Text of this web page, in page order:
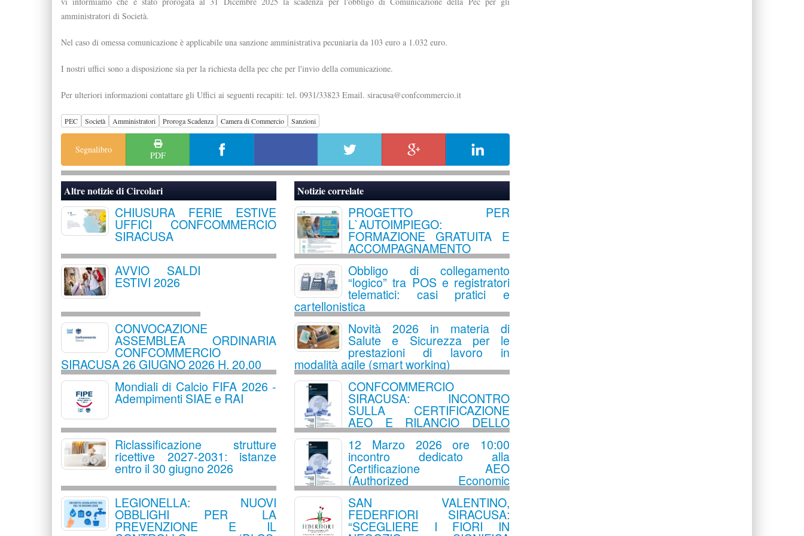
amministratori di Società.
Nel caso di omessa comunicazione è applicabile una sanzione amministrativa pecuniaria da 103 euro a 1.032 euro.
I nostri uffici sono a disposizione sia per la richiesta della pec che per l'invio della comunicazione.
Per ulteriori informazioni contattare gli Uffici ai seguenti recapiti: tel. 0931/33823 Email. siracusa@confcommercio.it
PEC Società Amministratori Proroga Scadenza Camera di Commercio Sanzioni
Segnalibro
PDF
Altre notizie diCircolari
CHIUSURA FERIE ESTIVE
UFFICI CONFCOMMERCIO
SIRACUSA
AVVIO SALDI
ESTIVI 2026
CONVOCAZIONE
ASSEMBLEA ORDINARIA
CONFCOMMERCIO
SIRACUSA 26 GIUGNO 2026 H. 20,00
Mondiali di Calcio FIFA 2026 -
Adempimenti SIAE e RAI
Riclassificazione strutture
ricettive 2027-2031: istanze
entro il 30 giugno 2026
LEGIONELLA: NUOVI
OBBLIGHI PER LA
PREVENZIONE E IL
Notizie correlate
PROGETTO PER
L`AUTOIMPIEGO:
FORMAZIONE GRATUITA E
ACCOMPAGNAMENTO
ALL`AVVIO DI UN`ATTIVITA`
IMPRENDITORIALE
Obbligo di collegamento
“logico” tra POS e registratori
telematici: casi pratici e
cartellonistica
Novità 2026 in materia di
Salute e Sicurezza per le
prestazioni di lavoro in
modalità agile (smart working)
CONFCOMMERCIO
SIRACUSA: INCONTRO
SULLA CERTIFICAZIONE
AEO E RILANCIO DELLO
SPORTELLO
INTERNAZIONALIZZAZIONE
12 Marzo 2026 ore 10:00
incontro dedicato alla
Certificazione AEO
(Authorized Economic
Operator)
SAN VALENTINO,
FEDERFIORI SIRACUSA:
“SCEGLIERE I FIORI IN